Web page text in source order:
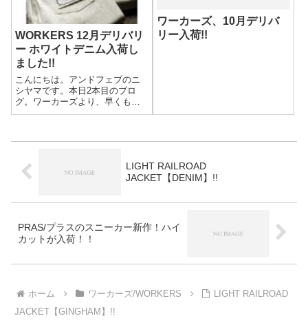
WORKERS 12月デリバリ
ー ホワイトデニム入荷し
ました!!
こんにちは。アンドフェブのニ
シヤマです。本日2本目のブロ
グ。ワーカーズより、早くも新
作が入荷！！12月デリバリー、1
ム。予約の時...
ワーカーズ、10月デリバ
リー入荷!!
LIGHT RAILROAD
JACKET【DENIM】!!
PRAS/プラスのスニーカー新作！ハイ
カットが入荷！！
ホーム ワーカーズ/WORKERS
LIGHT RAILROAD
JACKET【GINGHAM】!!